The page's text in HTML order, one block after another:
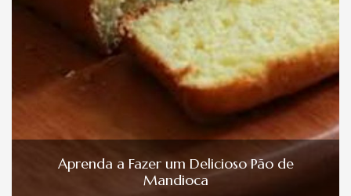
Aprenda a Fazer um Delicioso Pão de
Mandioca